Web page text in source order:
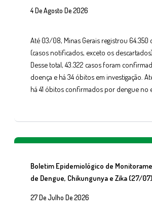
4 De Agosto De 2026
Até 03/08, Minas Gerais registrou 64.350
(casos notificados, exceto os
Desse total, 43.322 casos foram
doença e há 34 óbitos em investigação.
há 41 óbitos confirmados por dengue no
Boletim Epidemiológico de
de Dengue, Chikungunya e Zika (27/07)
27 De Julho De 2026